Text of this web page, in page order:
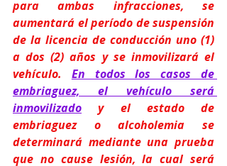
para ambas infracciones, se
aumentará el período de suspensión
de la licencia de conducción uno (1)
a dos (2) años y se inmovilizará el
vehículo. En todos los casos de
embriaguez, el vehículo será
inmovilizado y el estado de
embriaguez o alcoholemia se
determinará mediante una prueba
que no cause lesión, la cual será